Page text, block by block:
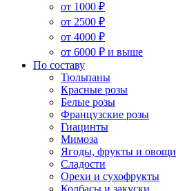
от 1000 ₽
от 2500 ₽
от 4000 ₽
от 6000 ₽ и выше
По составу
Тюльпаны
Красные розы
Белые розы
Французские розы
Гиацинты
Мимоза
Ягоды, фрукты и овощи
Сладости
Орехи и сухофрукты